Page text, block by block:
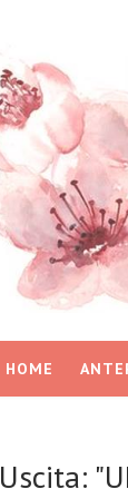
HOME
Uscita: